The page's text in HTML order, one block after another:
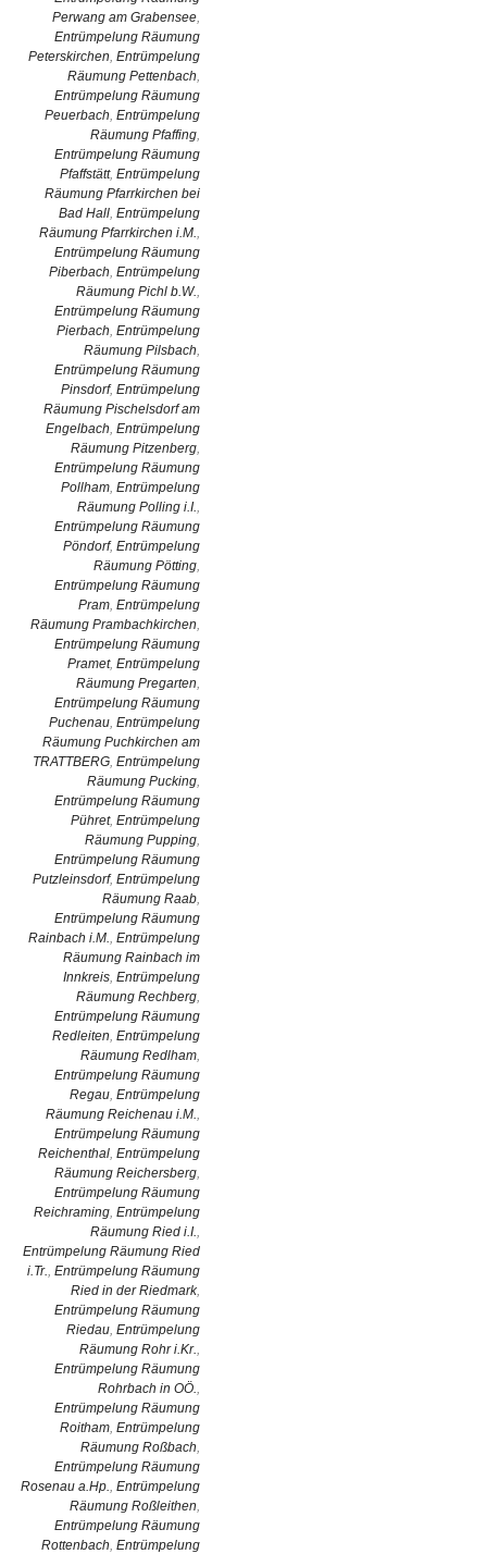
Perwang am Grabensee,
Entrümpelung Räumung
Peterskirchen, Entrümpelung
Räumung Pettenbach,
Entrümpelung Räumung
Peuerbach, Entrümpelung
Räumung Pfaffing,
Entrümpelung Räumung
Pfaffstätt, Entrümpelung
Räumung Pfarrkirchen bei
Bad Hall, Entrümpelung
Räumung Pfarrkirchen i.M.,
Entrümpelung Räumung
Piberbach, Entrümpelung
Räumung Pichl b.W.,
Entrümpelung Räumung
Pierbach, Entrümpelung
Räumung Pilsbach,
Entrümpelung Räumung
Pinsdorf, Entrümpelung
Räumung Pischelsdorf am
Engelbach, Entrümpelung
Räumung Pitzenberg,
Entrümpelung Räumung
Pollham, Entrümpelung
Räumung Polling i.I.,
Entrümpelung Räumung
Pöndorf, Entrümpelung
Räumung Pötting,
Entrümpelung Räumung
Pram, Entrümpelung
Räumung Prambachkirchen,
Entrümpelung Räumung
Pramet, Entrümpelung
Räumung Pregarten,
Entrümpelung Räumung
Puchenau, Entrümpelung
Räumung Puchkirchen am
TRATTBERG, Entrümpelung
Räumung Pucking,
Entrümpelung Räumung
Pühret, Entrümpelung
Räumung Pupping,
Entrümpelung Räumung
Putzleinsdorf, Entrümpelung
Räumung Raab,
Entrümpelung Räumung
Rainbach i.M., Entrümpelung
Räumung Rainbach im
Innkreis, Entrümpelung
Räumung Rechberg,
Entrümpelung Räumung
Redleiten, Entrümpelung
Räumung Redlham,
Entrümpelung Räumung
Regau, Entrümpelung
Räumung Reichenau i.M.,
Entrümpelung Räumung
Reichenthal, Entrümpelung
Räumung Reichersberg,
Entrümpelung Räumung
Reichraming, Entrümpelung
Räumung Ried i.I.,
Entrümpelung Räumung Ried
i.Tr., Entrümpelung Räumung
Ried in der Riedmark,
Entrümpelung Räumung
Riedau, Entrümpelung
Räumung Rohr i.Kr.,
Entrümpelung Räumung
Rohrbach in OÖ.,
Entrümpelung Räumung
Roitham, Entrümpelung
Räumung Roßbach,
Entrümpelung Räumung
Rosenau a.Hp., Entrümpelung
Räumung Roßleithen,
Entrümpelung Räumung
Rottenbach, Entrümpelung